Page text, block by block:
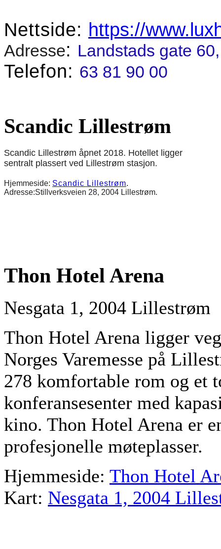
Nettside: https://
Adresse: Landstads gate
Telefon: 63 81 90 00
Scandic Lillestrøm
Scandic Lillestrøm åpnet 2018. Hotellet ligger
sentralt plassert ved Lillestrøm stasjon.
Hjemmeside: Scandic Lillestrøm.
Adresse:Stillverksveien 28, 2004 Lillestrøm.
Thon Hotel Arena
Nesgata 1, 2004
Thon Hotel Arena ligger
Norges Varemesse på
278 komfortable rom og et
konferansesenter med
kino. Thon Hotel Arena er
profesjonelle møteplasser.
Hjemmeside: Thon Hotel
Kart: Nesgata 1, 2004